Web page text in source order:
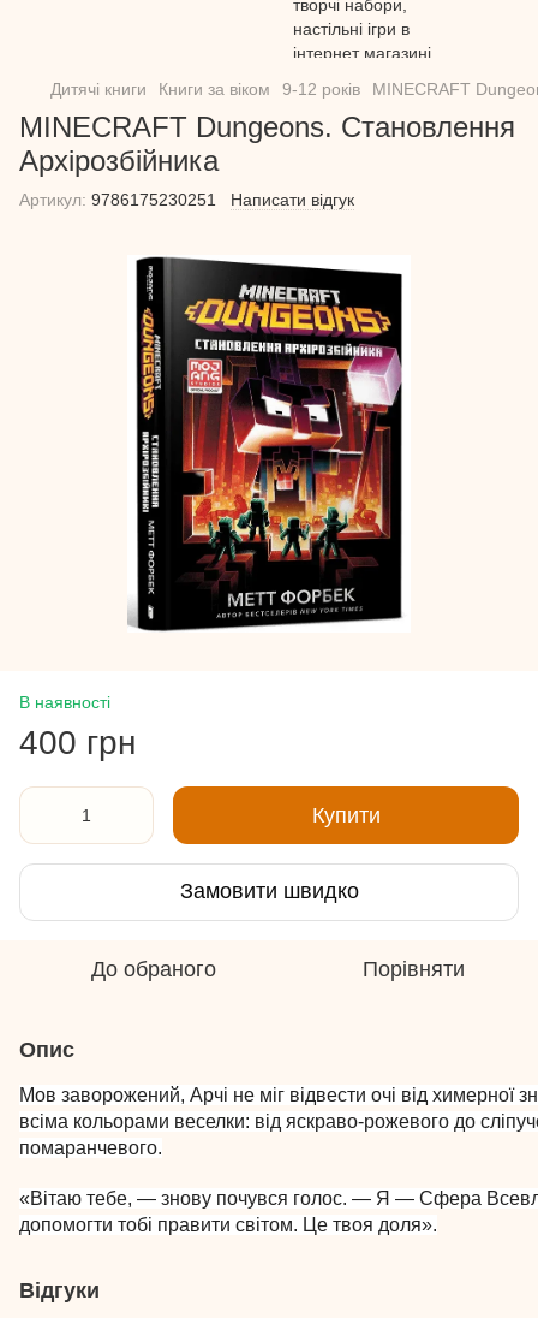
Дитячі книги Книги за віком 9-12 років MINECRAFT
MINECRAFT Dungeons. Становлення
Архірозбійника
Артикул: 9786175230251 Написати відгук
В наявності
400 грн
Купити
Замовити швидко
До обраного Порівняти
Опис
Мов заворожений, Арчі не міг відвести очі від химерної
всіма кольорами веселки: від яскраво-рожевого до
помаранчевого.
«Вітаю тебе, — знову почувся голос. — Я — Сфера
допомогти тобі правити світом. Це твоя доля».
Відгуки